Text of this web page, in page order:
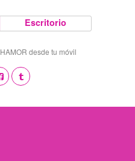
Escritorio
desde tu móvil